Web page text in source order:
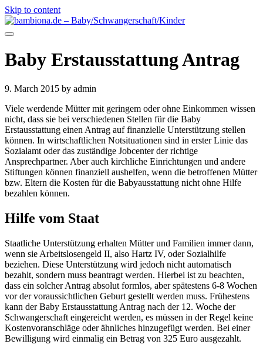
Skip to content
Baby Erstausstattung Antrag
9. March 2015 by admin
Viele werdende Mütter mit geringem oder ohne Einkommen wissen
nicht, dass sie bei verschiedenen Stellen für die Baby
Erstausstattung einen Antrag auf finanzielle Unterstützung stellen
können. In wirtschaftlichen Notsituationen sind in erster Linie das
Sozialamt oder das zuständige Jobcenter der richtige
Ansprechpartner. Aber auch kirchliche Einrichtungen und andere
Stiftungen können finanziell aushelfen, wenn die betroffenen Mütter
bzw. Eltern die Kosten für die Babyausstattung nicht ohne Hilfe
bezahlen können.
Hilfe vom Staat
Staatliche Unterstützung erhalten Mütter und Familien immer dann,
wenn sie Arbeitslosengeld II, also Hartz IV, oder Sozialhilfe
beziehen. Diese Unterstützung wird jedoch nicht automatisch
bezahlt, sondern muss beantragt werden. Hierbei ist zu beachten,
dass ein solcher Antrag absolut formlos, aber spätestens 6-8 Wochen
vor der voraussichtlichen Geburt gestellt werden muss. Frühestens
kann der Baby Erstausstattung Antrag nach der 12. Woche der
Schwangerschaft eingereicht werden, es müssen in der Regel keine
Kostenvoranschläge oder ähnliches hinzugefügt werden. Bei einer
Bewilligung wird einmalig ein Betrag von 325 Euro ausgezahlt.